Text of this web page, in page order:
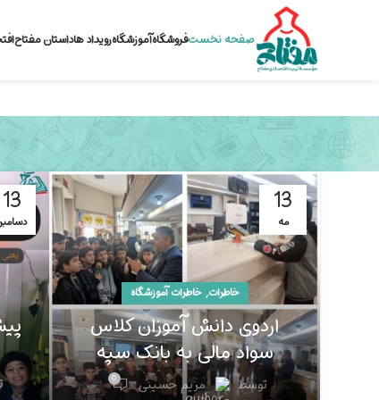
صفحه نخستفروشگاهآموزشگاهرویداد هاداستان مفتاح
13
مه
خاطرات,خاطرات آموزشگاه
اردوی دانش آموزان کلاس
سواد مالی به بانک سپه
توسط مریم حسینی 0
13